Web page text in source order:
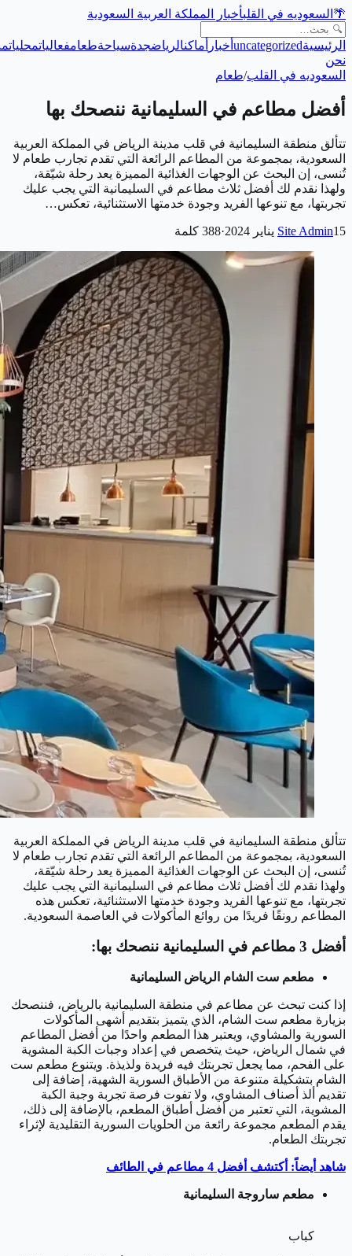
🌴 السعوديه في القلبأخبار المملكة العربية السعودية
الرئيسيةuncategorized أخبار أماكنالرياضجدةسياحةطعامفعالياتمحليات
نحن
السعوديه في القلب/طعام
أفضل مطاعم في السليمانية ننصحك بها
تتألق منطقة السليمانية في قلب مدينة الرياض في المملكة العربية
السعودية، بمجموعة من المطاعم الرائعة التي تقدم تجارب طعام لا
تُنسى، إن البحث عن الوجهات الغذائية المميزة يعد رحلة شيّقة،
ولهذا نقدم لك أفضل ثلاث مطاعم في السليمانية التي يجب عليك
تجربتها، مع تنوعها الفريد وجودة خدمتها الاستثنائية، تعكس…
Site Admin15 يناير 2024 ·
388 كلمة
تتألق منطقة السليمانية في قلب مدينة الرياض في المملكة العربية
السعودية، بمجموعة من المطاعم الرائعة التي تقدم تجارب طعام لا
تُنسى، إن البحث عن الوجهات الغذائية المميزة يعد رحلة شيّقة،
ولهذا نقدم لك أفضل ثلاث مطاعم في السليمانية التي يجب عليك
تجربتها، مع تنوعها الفريد وجودة خدمتها الاستثنائية، تعكس هذه
المطاعم رونقًا فريدًا من روائع المأكولات في العاصمة السعودية.
أفضل 3 مطاعم في السليمانية ننصحك بها:
مطعم ست الشام الرياض السليمانية
إذا كنت تبحث عن مطاعم في منطقة السليمانية بالرياض، فننصحك
بزيارة مطعم ست الشام، الذي يتميز بتقديم أشهى المأكولات
السورية والمشاوي، ويعتبر هذا المطعم واحدًا من أفضل المطاعم
في شمال الرياض، حيث يتخصص في إعداد وجبات الكبة المشوية
على الفحم، مما يجعل تجربتك فيه فريدة ولذيذة. ويتنوع مطعم ست
الشام بتشكيلة متنوعة من الأطباق السورية الشهية، إضافة إلى
تقديم ألذ أصناف المشاوي، ولا تفوت فرصة تجربة وجبة الكبة
المشوية، التي تعتبر من أفضل أطباق المطعم، بالإضافة إلى ذلك،
يقدم المطعم مجموعة رائعة من الحلويات السورية التقليدية لإثراء
تجربتك الطعام.
شاهد أيضاً: أكتشف أفضل 4 مطاعم في الطائف
مطعم ساروجة السليمانية
كباب